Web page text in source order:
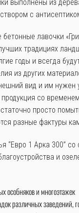
выполнены из
с
лавочки
традициях
годы и всегда
из других
вид и им нужен
со
просто
разные фактуры
“Евро 1 Арка 300” со
и
особняков и многоэтажек
различных заведений,